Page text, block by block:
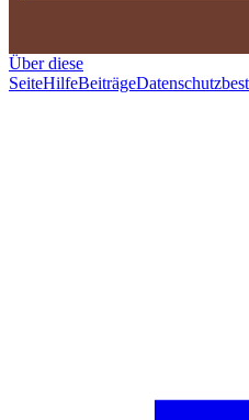
Über diese
SeiteHilfeBeiträge